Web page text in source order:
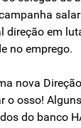
direção em
no emprego.
nova
o osso!
do banco